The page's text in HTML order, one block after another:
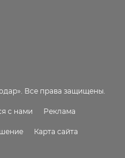
Все права защищены.
с нами Реклама
Карта сайта